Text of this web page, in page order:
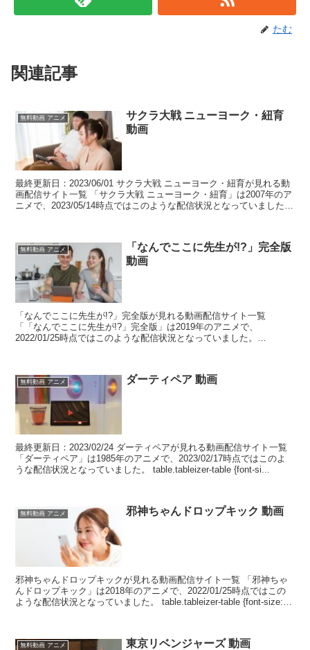
たむ
関連記事
無料動画 アニメ
サクラ大戦 ニューヨーク・紐育
動画
最終更新日：2023/06/01 サクラ大戦 ニューヨーク・紐育が見れる動
画配信サイト一覧 「サクラ大戦 ニューヨーク・紐育」は2007年のア
ニメで、2023/05/14時点ではこのような配信状況となっていました。
無料動画 アニメ
「なんでここに先生が!?」完全版
動画
「なんでここに先生が!?」完全版が見れる動画配信サイト一覧
「「なんでここに先生が!?」完全版」は2019年のアニメで、
2022/01/25時点ではこのような配信状況となっていました。
無料動画 アニメ ダーティペア 動画
最終更新日：2023/02/24 ダーティペアが見れる動画配信サイト一覧
「ダーティペア」は1985年のアニメで、2023/02/17時点ではこのよ
うな配信状況となっていました。 table.tableizer-table {font-si...
無料動画 アニメ 邪神ちゃんドロップキック 動画
邪神ちゃんドロップキックが見れる動画配信サイト一覧 「邪神ちゃ
んドロップキック」は2018年のアニメで、2022/01/25時点ではこの
ような配信状況となっていました。 table.tableizer-table {font-size:
無料動画 アニメ 東京リベンジャーズ 動画